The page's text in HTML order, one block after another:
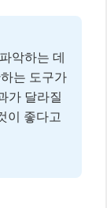
악하는 데
는 도구가
가 달라질
이 좋다고